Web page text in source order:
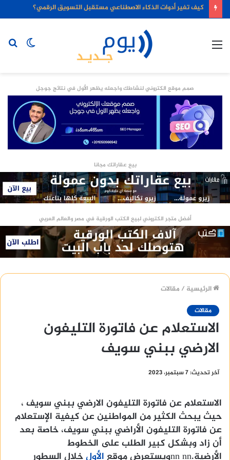
كيف تغير أدوات الذكاء الاصطناعي مستقبل التسويق الرقمي؟
الوضع
صمم موقع الكتروني لنشاطك واجعله يظهر الأول في نتائج جوجل
بيع عقاراتك مجانا
أفضل متجر الكتروني لبيع الكتب الورقية في مصر والعالم العربي
الرئيسية / مقالات
مقالات
الاستعلام عن فاتورة التليفون
الارضي ببني سويف
آخر تحديث: 7 سبتمبر، 2023
الاستعلام عن فاتورة التليفون الارضي ببني سويف ،
حيث يبحث الكثير من المواطنين عن كيفية الإستعلام
عن فاتورة التليفون الأراضي ببني سويف، خاصة بعد
أن زاد وبشكل كبير الطلب على الخطوط